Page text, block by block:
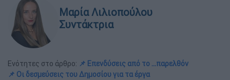
Μαρία Λιλιοπούλου
Συντάκτρια
Ενότητες στο άρθρο: 📌 Επενδύσεις από το ...παρελθόν
📌 Οι δεσμεύσεις του Δημοσίου για τα έργα